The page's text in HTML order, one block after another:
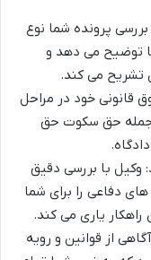
پرونده شما نوع
توضیح می دهد و
تشریح می کند.
قانونی خود در مراحل
جمله حق سکوت حق
وکیل با بررسی دقیق
دفاعی را برای شما
یاری می کند.
از قوانین و رویه